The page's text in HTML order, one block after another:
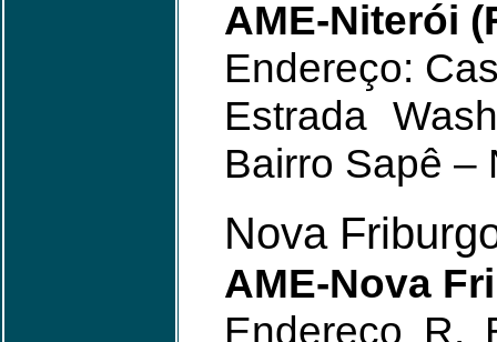
AME-Niterói
Endereço:
Estrada
Bairro Sapê –
Nova
AME-Nova
Endereço R.